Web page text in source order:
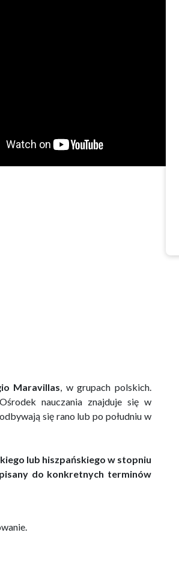
Maravillas , w grupach polskich.
nauczania znajduje się w
się rano lub po południu w
lub hiszpańskiego w stopniu
do konkretnych terminów